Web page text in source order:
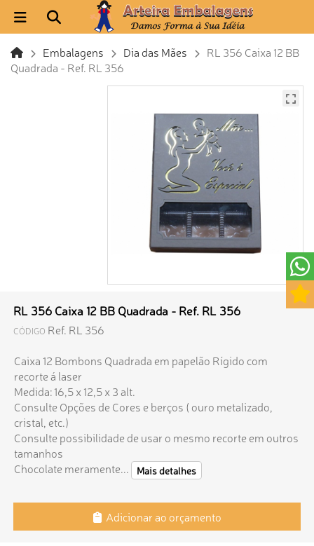
Embalagens Dia das Mães
RL 356 Caixa 12 BB
Quadrada - Ref. RL 356
RL 356 Caixa 12 BB Quadrada - Ref. RL 356
CÓDIGO Ref. RL 356
Caixa 12 Bombons Quadrada em papelão Rígido com
recorte á laser
Medida: 16,5 x 12,5 x 3 alt.
Consulte Opções de Cores e berços ( ouro metalizado,
cristal, etc.)
Consulte possibilidade de usar o mesmo recorte em outros
tamanhos
Chocolate meramente...
Mais detalhes
Adicionar ao orçamento